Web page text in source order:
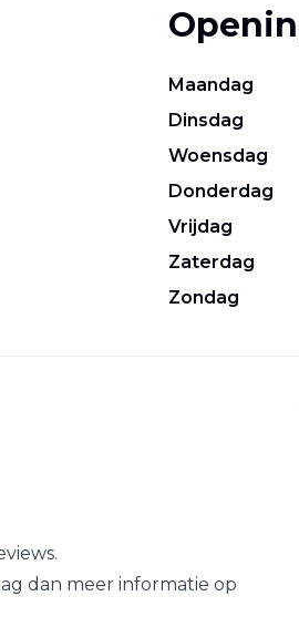
Maandag
Dinsdag
Woensdag
Donderdag
Vrijdag
Zaterdag
Zondag
dan meer informatie op